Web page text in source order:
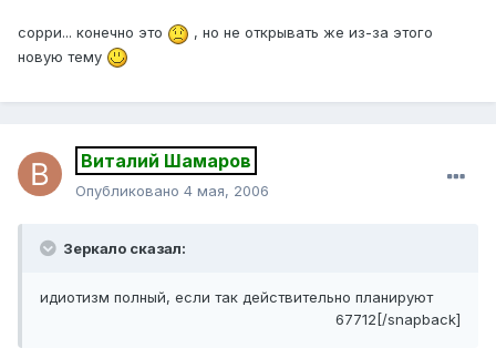
сорри... конечно это
, но не открывать же из-за этого
новую тему
Виталий Шамаров
Опубликовано 4 мая, 2006
Зеркало сказал:
идиотизм полный, если так действительно планируют
67712[/snapback]